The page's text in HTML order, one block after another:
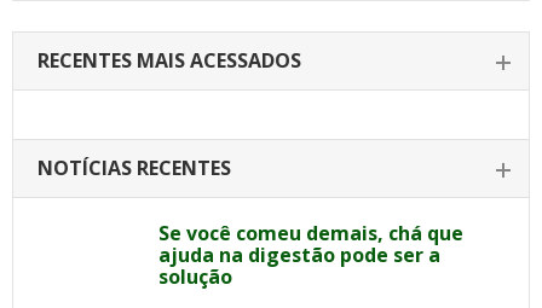
RECENTES MAIS ACESSADOS
NOTÍCIAS RECENTES
Se você comeu demais, chá que
ajuda na digestão pode ser a
solução